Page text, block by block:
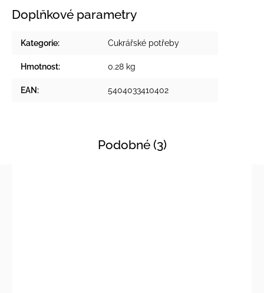
Doplňkové parametry
Kategorie: Cukrářské potřeby
Hmotnost: 0.28 kg
EAN: 5404033410402
Podobné (3)